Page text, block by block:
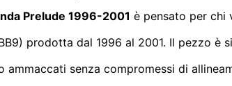
Prelude 1996-2001 è pensato per chi
prodotta dal 1996 al 2001. Il pezzo è
senza compromessi di